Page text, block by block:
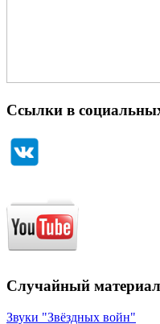
Ссылки в
Случайный материал
Звуки "Звёздных войн"